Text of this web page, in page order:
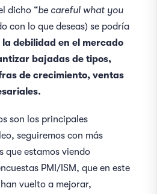
dicho “be careful what you
con lo que deseas) se podría
la debilidad en el mercado
bajadas de tipos,
de crecimiento, ventas
son los principales
seguiremos con más
que estamos viendo
PMI/ISM, que en este
vuelto a mejorar,